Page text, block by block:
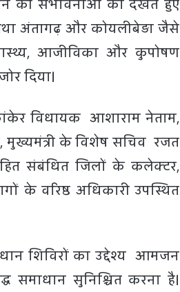
अंतागढ़ और कोयलीबेड़ा जैसे
आजीविका और कुपोषण
दिया।
विधायक आशाराम नेताम,
मुख्यमंत्री के विशेष सचिव रजत
संबंधित जिलों के कलेक्टर,
के वरिष्ठ अधिकारी उपस्थित
शिविरों का उद्देश्य आमजन
सुनिश्चित करना है।